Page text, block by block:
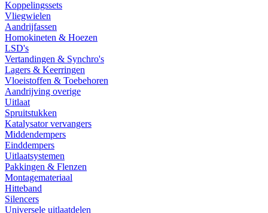
Koppelingssets
Vliegwielen
Aandrijfassen
Homokineten & Hoezen
LSD's
Vertandingen & Synchro's
Lagers & Keerringen
Vloeistoffen & Toebehoren
Aandrijving overige
Uitlaat
Spruitstukken
Katalysator vervangers
Middendempers
Einddempers
Uitlaatsystemen
Pakkingen & Flenzen
Montagemateriaal
Hitteband
Silencers
Universele uitlaatdelen